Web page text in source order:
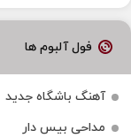
فول آلبوم ها
آهنگ باشگاه جدید
مداحی بیس دار